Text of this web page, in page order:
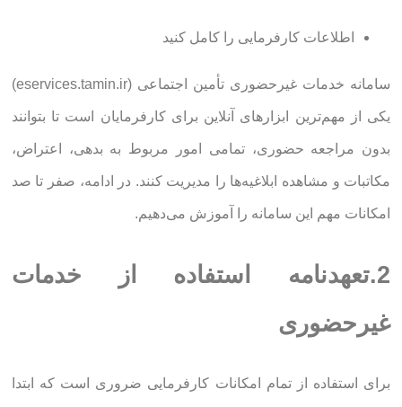
اطلاعات کارفرمایی را کامل کنید
سامانه خدمات غیرحضوری تأمین اجتماعی (eservices.tamin.ir)
یکی از مهم‌ترین ابزارهای آنلاین برای کارفرمایان است تا بتوانند
بدون مراجعه حضوری، تمامی امور مربوط به بدهی، اعتراض،
مکاتبات و مشاهده ابلاغیه‌ها را مدیریت کنند. در ادامه، صفر تا صد
امکانات مهم این سامانه را آموزش می‌دهیم.
2.تعهدنامه استفاده از خدمات
غیرحضوری
برای استفاده از تمام امکانات کارفرمایی ضروری است که ابتدا